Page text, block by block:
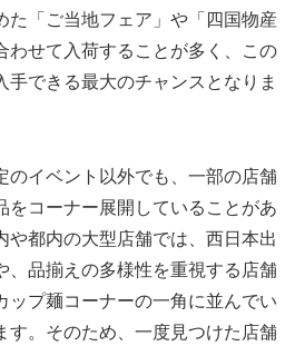
た「ご当地フェア」や「四国物産
わせて入荷することが多く、この
手できる最大のチャンスとなりま
のイベント以外でも、一部の店舗
をコーナー展開していることがあ
や都内の大型店舗では、西日本出
、品揃えの多様性を重視する店舗
ップ麺コーナーの一角に並んでい
す。そのため、一度見つけた店舗